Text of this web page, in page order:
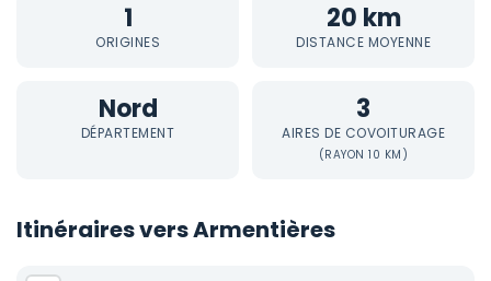
1
ORIGINES
20 km
DISTANCE MOYENNE
Nord
DÉPARTEMENT
3
AIRES DE COVOITURAGE
(RAYON 10 KM)
Itinéraires vers Armentières